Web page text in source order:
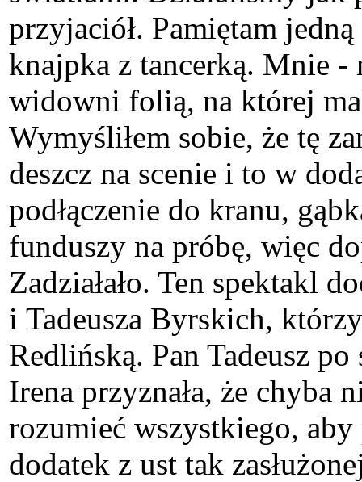
przyjaciół. Pamiętam
knajpka z tancerką. Mnie
widowni folią, na której
Wymyśliłem sobie, że tę
deszcz na scenie i to w
podłączenie do kranu,
funduszy na próbę, więc
Zadziałało. Ten spektakl
i Tadeusza Byrskich,
Redlińską. Pan Tadeusz
Irena przyznała, że chyba
rozumieć wszystkiego, aby
dodatek z ust tak